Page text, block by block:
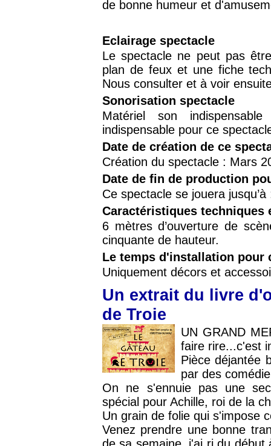
de bonne humeur et
Eclairage spectacle
Le spectacle ne peut pas
plan de feux et une fiche
Nous consulter et à voir
Sonorisation spectacle
Matériel son
indispensable pour ce
Date de création de ce
Création du spectacle : Mars
Date de fin de production
Ce spectacle se jouera
Caractéristiques techniques
6 mètres d’ouverture de
cinquante de hauteur.
Le temps d'installation pour
Uniquement décors et
Un extrait du livre
de Troie
UN GRAND
faire rire...c'est
Pièce déjantée
par des
On ne s'ennuie pas une
spécial pour Achille, roi de la
Un grain de folie qui s'impose
Venez prendre une bonne